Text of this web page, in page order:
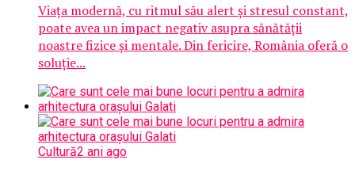
Viața modernă, cu ritmul său alert și stresul constant,
poate avea un impact negativ asupra sănătății
noastre fizice și mentale. Din fericire, România oferă o
soluție...
Cultură2 ani ago